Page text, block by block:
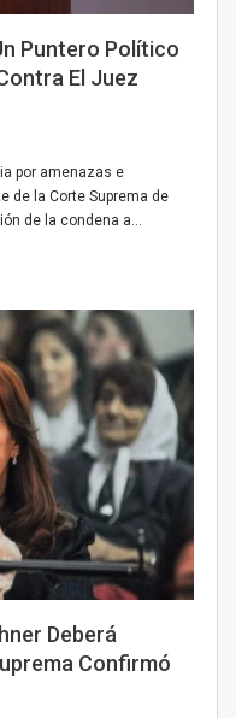
Puntero Político
El Juez
por amenazas e
de la Corte Suprema de
de la condena a…
Deberá
Confirmó